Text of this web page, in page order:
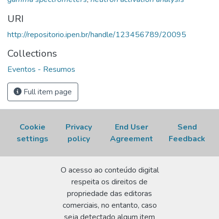
Disponível em:
http://repositorio.ipen.br/handle/123456789/20095.
Acesso em: 06 Aug 2026.
URI
http://repositorio.ipen.br/handle/123456789/20095
Collections
Eventos - Resumos
Full item page
Cookie
settings
Privacy
policy
End User
Agreement
Send
Feedback
O acesso ao conteúdo digital
respeita os direitos de
propriedade das editoras
comerciais, no entanto, caso